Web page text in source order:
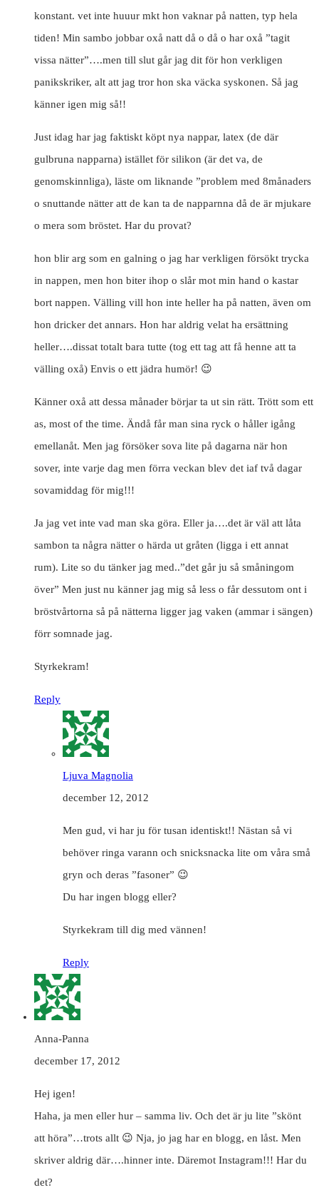
konstant. vet inte huuur mkt hon vaknar på natten, typ hela
tiden! Min sambo jobbar oxå natt då o då o har oxå ”tagit
vissa nätter”….men till slut går jag dit för hon verkligen
panikskriker, alt att jag tror hon ska väcka syskonen. Så jag
känner igen mig så!!
Just idag har jag faktiskt köpt nya nappar, latex (de där
gulbruna napparna) istället för silikon (är det va, de
genomskinnliga), läste om liknande ”problem med 8månaders
o snuttande nätter att de kan ta de napparnna då de är mjukare
o mera som bröstet. Har du provat?
hon blir arg som en galning o jag har verkligen försökt trycka
in nappen, men hon biter ihop o slår mot min hand o kastar
bort nappen. Välling vill hon inte heller ha på natten, även om
hon dricker det annars. Hon har aldrig velat ha ersättning
heller….dissat totalt bara tutte (tog ett tag att få henne att ta
välling oxå) Envis o ett jädra humör! 😉
Känner oxå att dessa månader börjar ta ut sin rätt. Trött som ett
as, most of the time. Ändå får man sina ryck o håller igång
emellanåt. Men jag försöker sova lite på dagarna när hon
sover, inte varje dag men förra veckan blev det iaf två dagar
sovamiddag för mig!!!
Ja jag vet inte vad man ska göra. Eller ja….det är väl att låta
sambon ta några nätter o härda ut gråten (ligga i ett annat
rum). Lite so du tänker jag med..”det går ju så småningom
över” Men just nu känner jag mig så less o får dessutom ont i
bröstvårtorna så på nätterna ligger jag vaken (ammar i sängen)
förr somnade jag.
Styrkekram!
Reply
Ljuva Magnolia
december 12, 2012
Men gud, vi har ju för tusan identiskt!! Nästan så vi
behöver ringa varann och snicksnacka lite om våra små
gryn och deras ”fasoner” 😉
Du har ingen blogg eller?
Styrkekram till dig med vännen!
Reply
Anna-Panna
december 17, 2012
Hej igen!
Haha, ja men eller hur – samma liv. Och det är ju lite ”skönt
att höra”…trots allt 😉 Nja, jo jag har en blogg, en låst. Men
skriver aldrig där….hinner inte. Däremot Instagram!!! Har du
det?